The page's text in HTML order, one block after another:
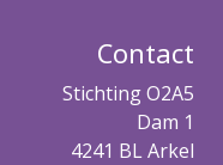
Contact
Stichting O2A5
Dam 1
4241 BL Arkel